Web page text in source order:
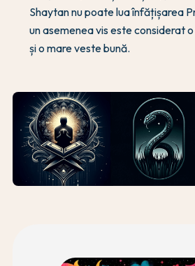
Shaytan nu poate lua înfățișarea
un asemenea vis este considerat
și o mare veste bună.